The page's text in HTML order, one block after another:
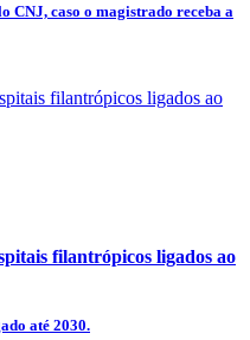
CNJ, caso o magistrado receba a
filantrópicos ligados ao
até 2030.